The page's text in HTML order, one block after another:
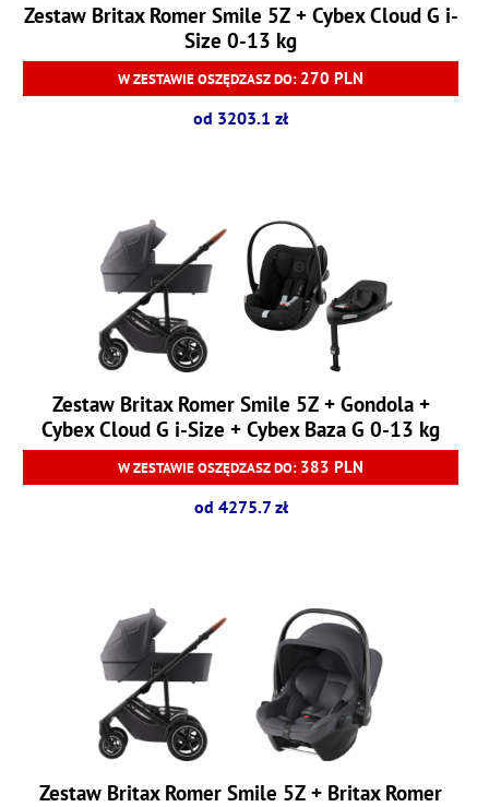
Zestaw Britax Romer Smile 5Z + Cybex Cloud G i-
Size 0-13 kg
W ZESTAWIE OSZĘDZASZ DO: 270 PLN
od 3203.1 zł
Zestaw Britax Romer Smile 5Z + Gondola +
Cybex Cloud G i-Size + Cybex Baza G 0-13 kg
W ZESTAWIE OSZĘDZASZ DO: 383 PLN
od 4275.7 zł
Zestaw Britax Romer Smile 5Z + Britax Romer